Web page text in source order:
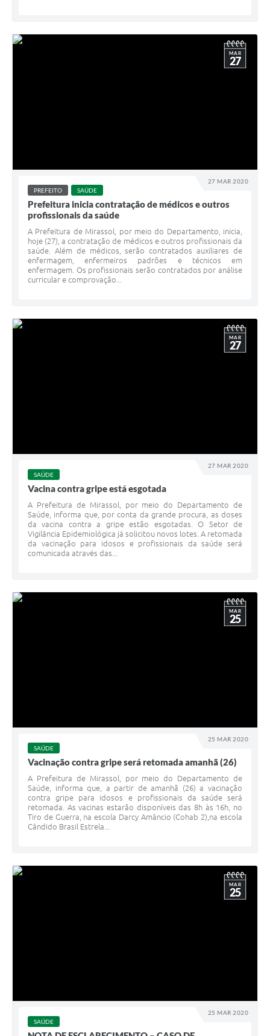
27 MAR 2020
MAR
27
PREFEITO SAÚDE
Prefeitura inicia contratação de médicos e outros
profissionais da saúde
A Prefeitura de Mirassol, por meio do Departamento, inicia,
hoje (27), a contratação de médicos e outros profissionais da
saúde. Além de médicos, serão contratados auxiliares de
enfermagem, enfermeiros padrões e técnicos em
enfermagem. Os profissionais serão contratados por análise
curricular e comprovação...
27 MAR 2020
MAR
27
SAÚDE
Vacina contra gripe está esgotada
A Prefeitura de Mirassol, por meio do Departamento de
Saúde, informa que, por conta da grande procura, as doses
da vacina contra a gripe estão esgotadas. O Setor de
Vigilância Epidemiológica já solicitou novos lotes. A retomada
da vacinação para idosos e profissionais da saúde será
comunicada através das...
25 MAR 2020
MAR
25
SAÚDE
Vacinação contra gripe será retomada amanhã (26)
A Prefeitura de Mirassol, por meio do Departamento de
Saúde, informa que, a partir de amanhã (26) a vacinação
contra gripe para idosos e profissionais da saúde será
retomada. As vacinas estarão disponíveis das 8h às 16h, no
Tiro de Guerra, na escola Darcy Amâncio (Cohab 2),na escola
Cândido Brasil Estrela...
25 MAR 2020
MAR
25
SAÚDE